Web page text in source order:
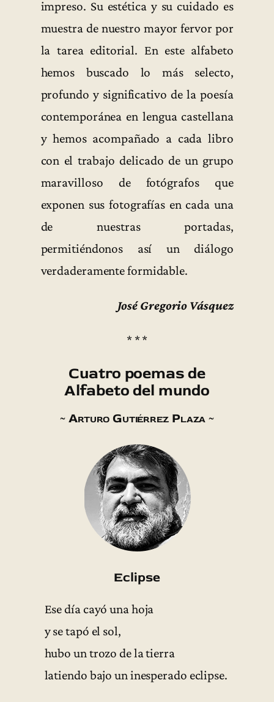
impreso. Su estética y su cuidado es
muestra de nuestro mayor fervor por
la tarea editorial. En este alfabeto
hemos buscado lo más selecto,
profundo y significativo de la poesía
contemporánea en lengua castellana
y hemos acompañado a cada libro
con el trabajo delicado de un grupo
maravilloso de fotógrafos que
exponen sus fotografías en cada una
de nuestras portadas,
permitiéndonos así un diálogo
verdaderamente formidable.
José Gregorio Vásquez
* * *
Cuatro poemas de
Alfabeto del mundo
~ Arturo Gutiérrez Plaza ~
Eclipse
Ese día cayó una hoja
y se tapó el sol,
hubo un trozo de la tierra
latiendo bajo un inesperado eclipse.